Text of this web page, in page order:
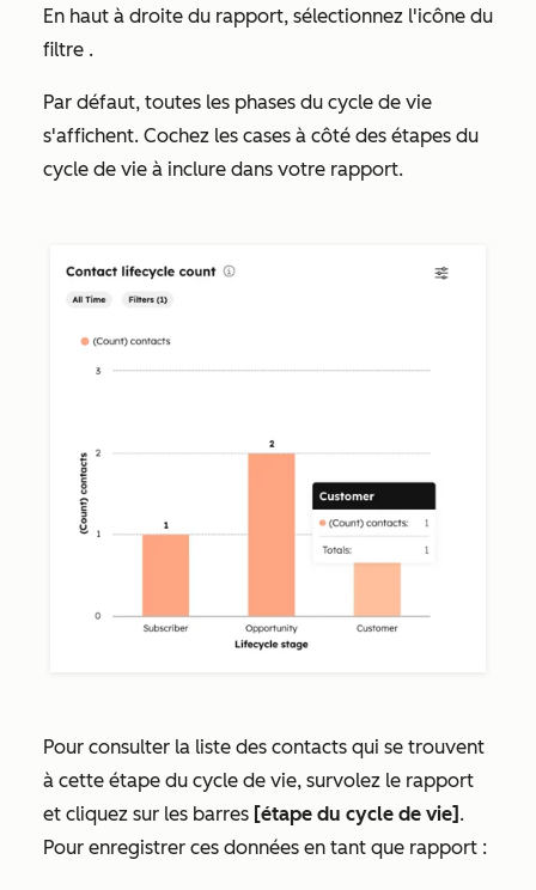
En haut à droite du rapport, sélectionnez l'icône du
filtre .
Par défaut, toutes les phases du cycle de vie
s'affichent. Cochez les cases à côté des étapes du
cycle de vie à inclure dans votre rapport.
Pour consulter la liste des contacts qui se trouvent
à cette étape du cycle de vie, survolez le rapport
et cliquez sur les barres [étape du cycle de vie] .
Pour enregistrer ces données en tant que rapport :